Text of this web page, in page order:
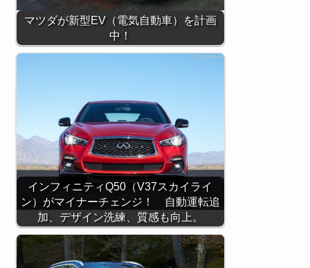
マツダが新型EV（電気自動車）を計画
中！
インフィニティQ50（V37スカイライ
ン）がマイナーチェンジ！ 自動運転追
加、デザイン洗練、質感も向上。